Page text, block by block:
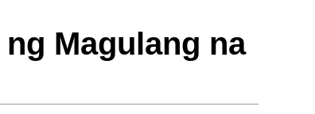
Magulang na